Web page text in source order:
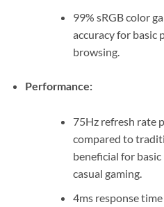
99% sRGB color
accuracy for basic
browsing.
Performance:
75Hz refresh rate
compared to
beneficial for
casual gaming.
4ms response